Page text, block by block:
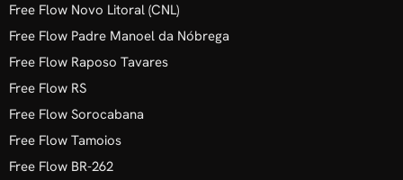
Free Flow Novo Litoral (CNL)
Free Flow Padre Manoel da Nóbrega
Free Flow Raposo Tavares
Free Flow RS
Free Flow Sorocabana
Free Flow Tamoios
Free Flow BR-262